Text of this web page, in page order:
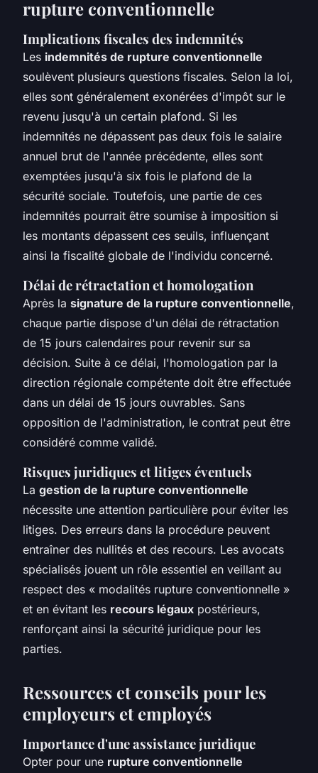
rupture conventionnelle
Implications fiscales des indemnités
Les indemnités de rupture conventionnelle
soulèvent plusieurs questions fiscales. Selon la loi,
elles sont généralement exonérées d'impôt sur le
revenu jusqu'à un certain plafond. Si les
indemnités ne dépassent pas deux fois le salaire
annuel brut de l'année précédente, elles sont
exemptées jusqu'à six fois le plafond de la
sécurité sociale. Toutefois, une partie de ces
indemnités pourrait être soumise à imposition si
les montants dépassent ces seuils, influençant
ainsi la fiscalité globale de l'individu concerné.
Délai de rétractation et homologation
Après la signature de la rupture conventionnelle,
chaque partie dispose d'un délai de rétractation
de 15 jours calendaires pour revenir sur sa
décision. Suite à ce délai, l'homologation par la
direction régionale compétente doit être effectuée
dans un délai de 15 jours ouvrables. Sans
opposition de l'administration, le contrat peut être
considéré comme validé.
Risques juridiques et litiges éventuels
La gestion de la rupture conventionnelle
nécessite une attention particulière pour éviter les
litiges. Des erreurs dans la procédure peuvent
entraîner des nullités et des recours. Les avocats
spécialisés jouent un rôle essentiel en veillant au
respect des « modalités rupture conventionnelle »
et en évitant les recours légaux postérieurs,
renforçant ainsi la sécurité juridique pour les
parties.
Ressources et conseils pour les
employeurs et employés
Importance d'une assistance juridique
Opter pour une rupture conventionnelle